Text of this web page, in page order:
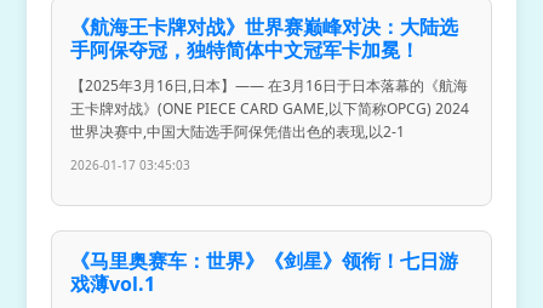
《航海王卡牌对战》世界赛巅峰对决：大陆选
手阿保夺冠，独特简体中文冠军卡加冕！
【2025年3月16日,日本】—— 在3月16日于日本落幕的《航海
王卡牌对战》(ONE PIECE CARD GAME,以下简称OPCG) 2024
世界决赛中,中国大陆选手阿保凭借出色的表现,以2-1
2026-01-17 03:45:03
《马里奥赛车：世界》《剑星》领衔！七日游
戏薄vol.1